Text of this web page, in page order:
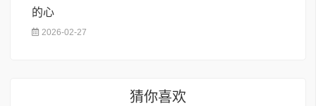
的心
2026-02-27
猜你喜欢